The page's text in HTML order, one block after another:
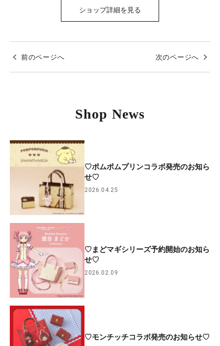
ショップ詳細を見る
前のページへ 次のページへ
Shop News
♡ポムポムプリンコラボ発売のお知ら
せ♡
2026.04.25
♡まどマギシリーズ予約開始のお知ら
せ♡
2026.02.09
♡モンチッチコラボ発売のお知らせ♡